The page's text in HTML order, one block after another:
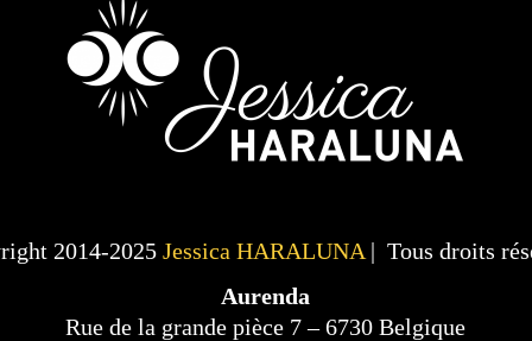
2014-2025Jessica HARALUNA | Tous droits
Aurenda
Rue de la grande pièce 7 – 6730 Belgique